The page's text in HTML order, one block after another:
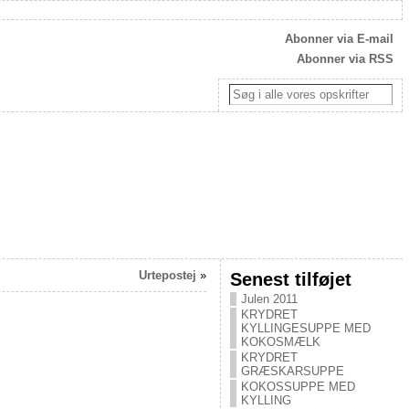
Abonner via E-mail
Abonner via RSS
Urtepostej » Senest tilføjet
Julen 2011
KRYDRET
KYLLINGESUPPE MED
KOKOSMÆLK
KRYDRET
GRÆSKARSUPPE
KOKOSSUPPE MED
KYLLING